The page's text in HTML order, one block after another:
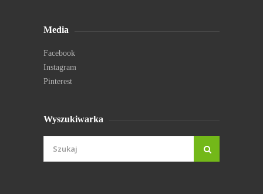
Media
Facebook
Instagram
Pinterest
Wyszukiwarka